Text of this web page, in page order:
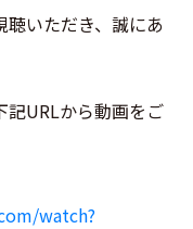
いただき、誠にあ
記URLから動画をご
watch?